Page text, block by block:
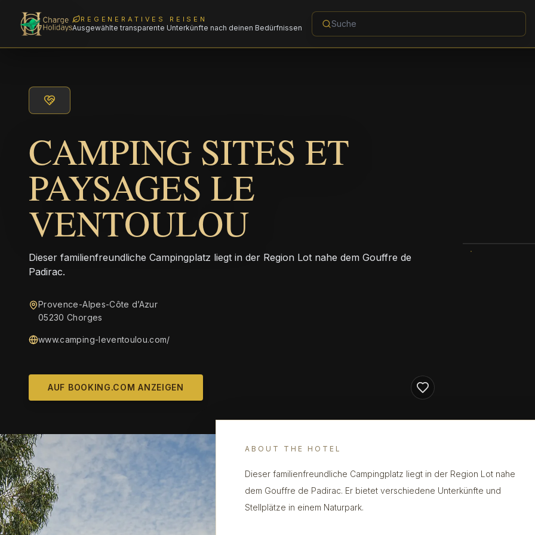
REGENERATIVES REISEN
Ausgewählte transparente Unterkünfte nach deinen Bedürfnissen
CAMPING SITES ET
PAYSAGES LE
VENTOULOU
Dieser familienfreundliche Campingplatz liegt in der Region Lot nahe dem Gouffre de
Padirac.
Provence-Alpes-Côte d’Azur
05230 Chorges
www.camping-leventoulou.com/
AUF BOOKING.COM ANZEIGEN
ABOUT THE HOTEL
Dieser familienfreundliche Campingplatz liegt in der Region Lot nahe
dem Gouffre de Padirac. Er bietet verschiedene Unterkünfte und
Stellplätze in einem Naturpark.